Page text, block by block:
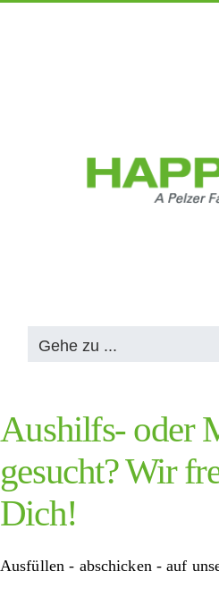
Gehe zu ...
Aushilfs- oder
gesucht? Wir
Dich!
Ausfüllen - abschicken - auf